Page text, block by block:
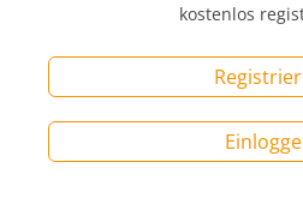
kostenlos